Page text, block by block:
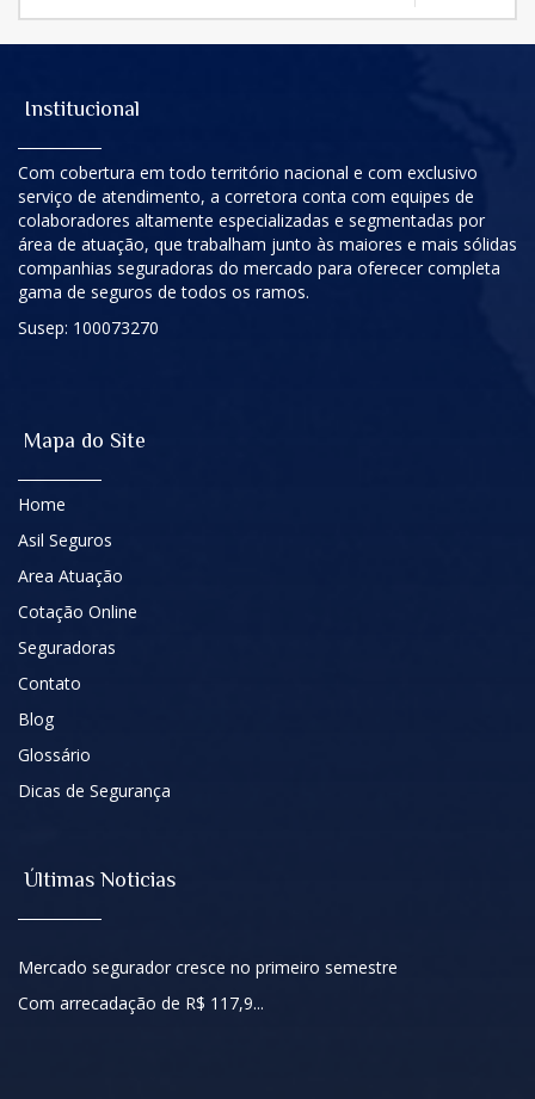
Institucional
Com cobertura em todo território nacional e com exclusivo
serviço de atendimento, a corretora conta com equipes de
colaboradores altamente especializadas e segmentadas por
área de atuação, que trabalham junto às maiores e mais sólidas
companhias seguradoras do mercado para oferecer completa
gama de seguros de todos os ramos.
Susep: 100073270
Mapa do Site
Home
Asil Seguros
Area Atuação
Cotação Online
Seguradoras
Contato
Blog
Glossário
Dicas de Segurança
Últimas Noticias
Mercado segurador cresce no primeiro semestre
Com arrecadação de R$ 117,9...